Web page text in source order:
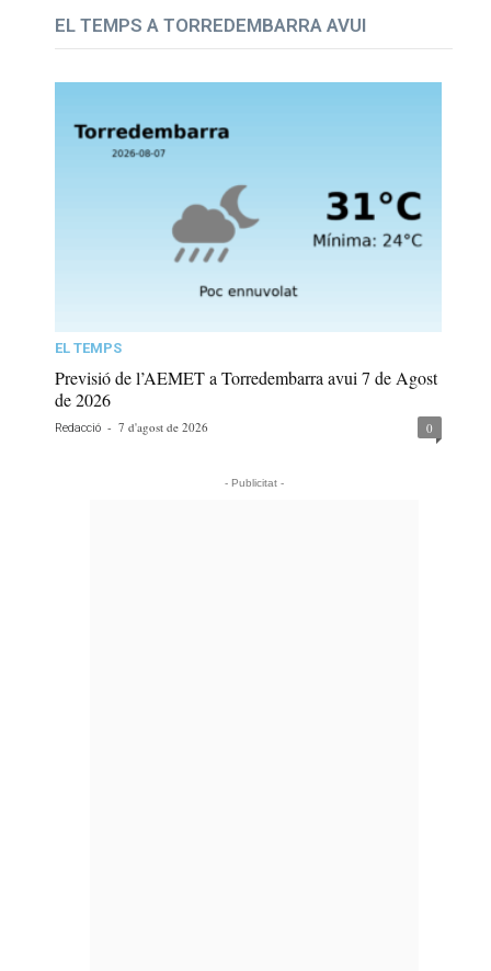
EL TEMPS A TORREDEMBARRA AVUI
EL TEMPS
Previsió de l’AEMET a Torredembarra avui 7 de Agost
de 2026
Redacció - 7 d'agost de 2026 0
- Publicitat -